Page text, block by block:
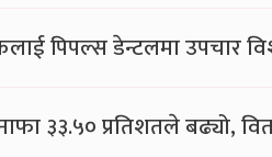
पिपल्स डेन्टलमा उपचार
३३.५० प्रतिशतले बढ्यो,